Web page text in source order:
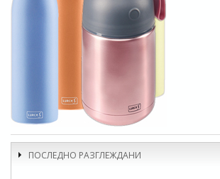
ПОСЛЕДНО РАЗГЛЕЖДАНИ